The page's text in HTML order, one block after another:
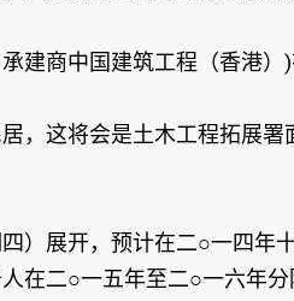
建商中国建筑工程（香港）
，这将会是土木工程拓展
）展开，预计在二○一四
在二○一五年至二○一六年分